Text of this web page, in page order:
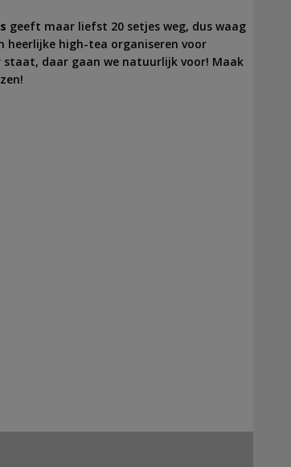
geeft maar liefst 20 setjes weg, dus waag
heerlijke high-tea organiseren voor
staat, daar gaan we natuurlijk voor! Maak